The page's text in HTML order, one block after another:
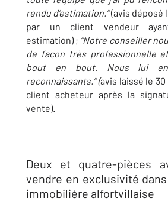
rendu d’estimation.”(avis déposé
par un client vendeur
estimation) ; “Notre conseiller
de façon très professionnelle
bout en bout. Nous lui
reconnaissants.” (avis laissé le
client acheteur après la
vente).
Deux et quatre-pièces
vendre en exclusivité
immobilière alfortvillaise